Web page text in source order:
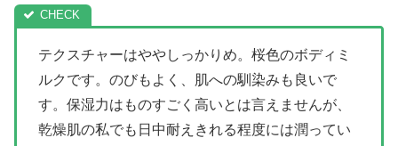
テクスチャーはややしっかりめ。桜色のボディミ
ルクです。のびもよく、肌への馴染みも良いで
す。保湿力はものすごく高いとは言えませんが、
乾燥肌の私でも日中耐えきれる程度には潤ってい